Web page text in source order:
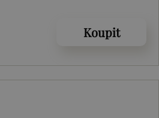
Koupit